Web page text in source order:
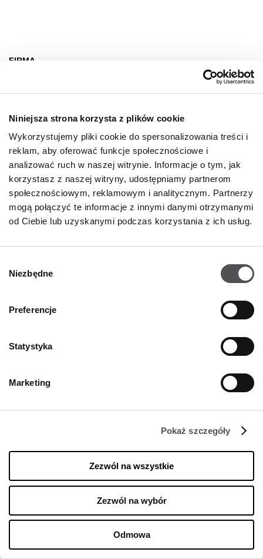
Niniejsza strona korzysta z plików cookie
Wykorzystujemy pliki cookie do spersonalizowania treści i
reklam, aby oferować funkcje społecznościowe i
analizować ruch w naszej witrynie. Informacje o tym, jak
korzystasz z naszej witryny, udostępniamy partnerom
społecznościowym, reklamowym i analitycznym. Partnerzy
mogą połączyć te informacje z innymi danymi otrzymanymi
od Ciebie lub uzyskanymi podczas korzystania z ich usług.
zgody
Niezbędne
Preferencje
Statystyka
Marketing
Pokaż szczegóły
Zezwól na wszystkie
Zezwól na wybór
Odmowa
FIRMA
Wynajem
Kontakt
Oferty pracy
Polityka prywatności
GODZINY OTWARCIA
Informacje szczegółowe
Designer Outlet Kraków
+48 12 263 32 11